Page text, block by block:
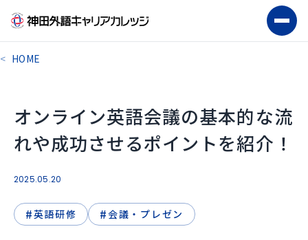
HOME
2025.05.20
オンライン英語会議の基本的な流
れや成功させるポイントを紹介！
#英語研修 #会議・プレゼン